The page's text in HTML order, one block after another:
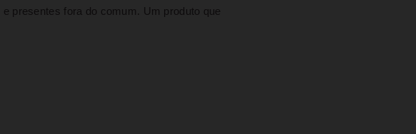
e presentes fora do comum. Um produto que